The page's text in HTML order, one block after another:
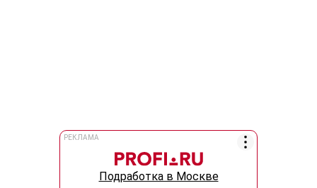
РЕКЛАМА
Подработка в Москве